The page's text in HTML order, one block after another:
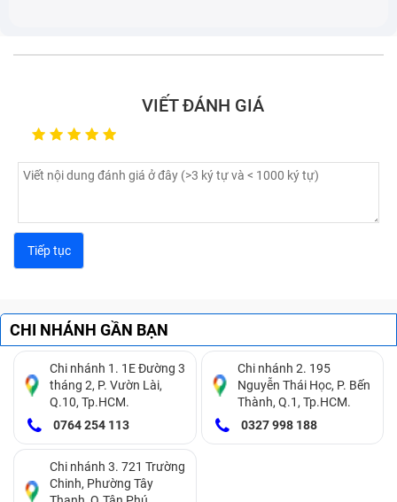
VIẾT ĐÁNH GIÁ
CHI NHÁNH GẦN BẠN
Chi nhánh 1. 1E Đường 3
tháng 2, P. Vườn Lài,
Q.10, Tp.HCM.
0764 254 113
Chi nhánh 2. 195
Nguyễn Thái Học, P. Bến
Thành, Q.1, Tp.HCM.
0327 998 188
Chi nhánh 3. 721 Trường
Chinh, Phường Tây